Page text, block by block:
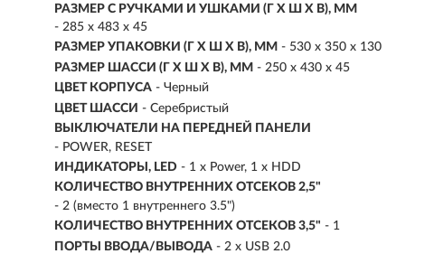
РАЗМЕР С РУЧКАМИ И УШКАМИ (Г X Ш X В), ММ
- 285 x 483 x 45
РАЗМЕР УПАКОВКИ (Г X Ш X B), ММ - 530 x 350 x 130
РАЗМЕР ШАССИ (Г X Ш X В), ММ - 250 x 430 x 45
ЦВЕТ КОРПУСА - Черный
ЦВЕТ ШАССИ - Серебристый
ВЫКЛЮЧАТЕЛИ НА ПЕРЕДНЕЙ ПАНЕЛИ
- POWER, RESET
ИНДИКАТОРЫ, LED - 1 x Power, 1 x HDD
КОЛИЧЕСТВО ВНУТРЕННИХ ОТСЕКОВ 2,5"
- 2 (вместо 1 внутреннего 3.5")
КОЛИЧЕСТВО ВНУТРЕННИХ ОТСЕКОВ 3,5" - 1
ПОРТЫ ВВОДА/ВЫВОДА - 2 x USB 2.0